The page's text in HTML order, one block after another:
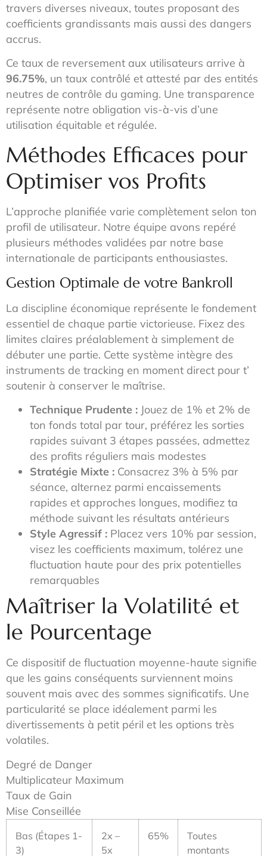
travers diverses niveaux, toutes proposant des
coefficients grandissants mais aussi des dangers
accrus.
Ce taux de reversement aux utilisateurs arrive à
96.75%, un taux contrôlé et attesté par des entités
neutres de contrôle du gaming. Une transparence
représente notre obligation vis-à-vis d’une
utilisation équitable et régulée.
Méthodes Efficaces pour
Optimiser vos Profits
L’approche planifiée varie complètement selon ton
profil de utilisateur. Notre équipe avons repéré
plusieurs méthodes validées par notre base
internationale de participants enthousiastes.
Gestion Optimale de votre Bankroll
La discipline économique représente le fondement
essentiel de chaque partie victorieuse. Fixez des
limites claires préalablement à simplement de
débuter une partie. Cette système intègre des
instruments de tracking en moment direct pour t’
soutenir à conserver le maîtrise.
Technique Prudente : Jouez de 1% et 2% de
ton fonds total par tour, préférez les sorties
rapides suivant 3 étapes passées, admettez
des profits réguliers mais modestes
Stratégie Mixte : Consacrez 3% à 5% par
séance, alternez parmi encaissements
rapides et approches longues, modifiez ta
méthode suivant les résultats antérieurs
Style Agressif : Placez vers 10% par session,
visez les coefficients maximum, tolérez une
fluctuation haute pour des prix potentielles
remarquables
Maîtriser la Volatilité et
le Pourcentage
Ce dispositif de fluctuation moyenne-haute signifie
que les gains conséquents surviennent moins
souvent mais avec des sommes significatifs. Une
particularité se place idéalement parmi les
divertissements à petit péril et les options très
volatiles.
Degré de Danger
Multiplicateur Maximum
Taux de Gain
Mise Conseillée
Bas (Étapes 1-
3)
2x –
5x
65%
Toutes
montants